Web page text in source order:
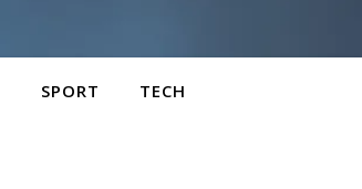
SPORT TECH